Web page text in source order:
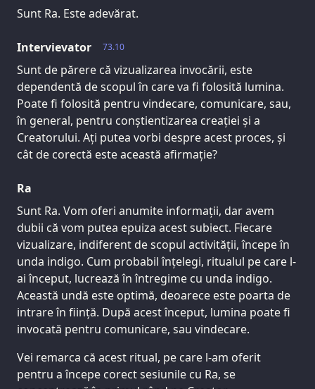
Sunt Ra. Este adevărat.
73.10
Intervievator
Sunt de părere că vizualizarea invocării, este
dependentă de scopul în care va fi folosită lumina.
Poate fi folosită pentru vindecare, comunicare, sau,
în general, pentru conștientizarea creației și a
Creatorului. Ați putea vorbi despre acest proces, și
cât de corectă este această afirmație?
Ra
Sunt Ra. Vom oferi anumite informații, dar avem
dubii că vom putea epuiza acest subiect. Fiecare
vizualizare, indiferent de scopul activității, începe în
unda indigo. Cum probabil înțelegi, ritualul pe care l-
ai început, lucrează în întregime cu unda indigo.
Această undă este optimă, deoarece este poarta de
intrare în ființă. După acest început, lumina poate fi
invocată pentru comunicare, sau vindecare.
Vei remarca că acest ritual, pe care l-am oferit
pentru a începe corect sesiunile cu Ra, se